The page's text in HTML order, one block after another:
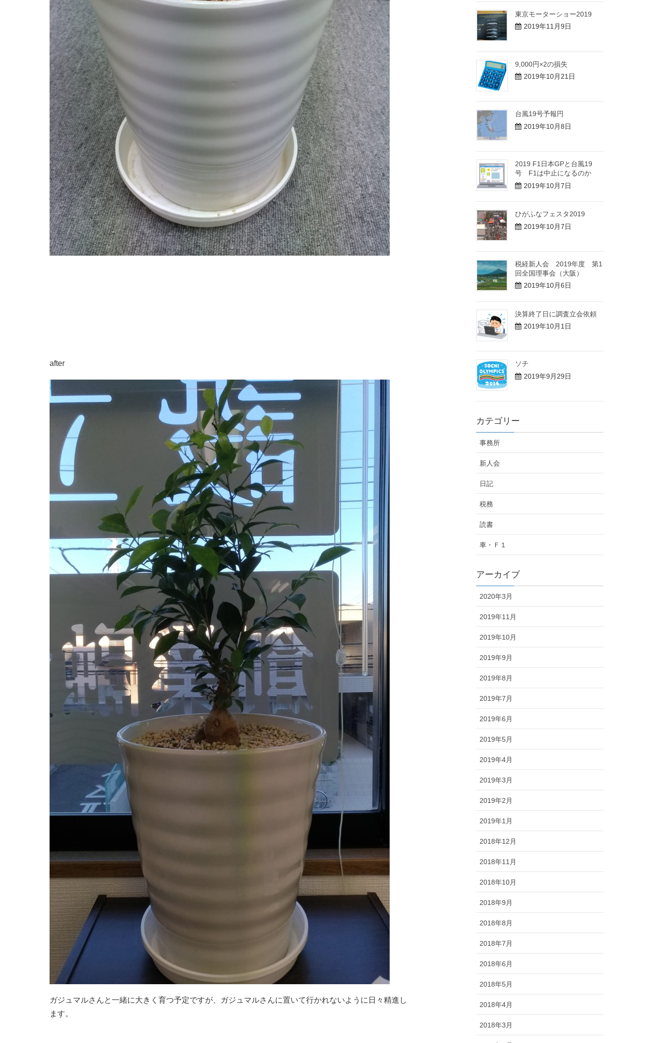
after
ガジュマルさんと一緒に大きく育つ予定ですが、ガジュマルさんに置いて行かれないように日々精進し
ます。
東京モーターショー2019
2019年11月9日
9,000円×2の損失
2019年10月21日
台風19号予報円
2019年10月8日
2019 F1日本GPと台風19
号 F1は中止になるのか
2019年10月7日
ひがふなフェスタ2019
2019年10月7日
税経新人会 2019年度 第1
回全国理事会（大阪）
2019年10月6日
決算終了日に調査立会依頼
2019年10月1日
ソチ
2019年9月29日
カテゴリー
事務所
新人会
日記
税務
読書
車・Ｆ１
アーカイブ
2020年3月
2019年11月
2019年10月
2019年9月
2019年8月
2019年7月
2019年6月
2019年5月
2019年4月
2019年3月
2019年2月
2019年1月
2018年12月
2018年11月
2018年10月
2018年9月
2018年8月
2018年7月
2018年6月
2018年5月
2018年4月
2018年3月